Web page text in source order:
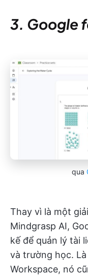
3. Google
qua
Thay vì là một
Mindgrasp AI,
kế để quản lý tài
và trường học.
Workspace, nó